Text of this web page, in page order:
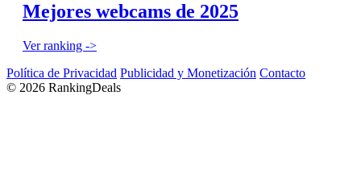
Mejores webcams de 2025
Ver ranking ->
Política de Privacidad Publicidad y Monetización Contacto
© 2026 RankingDeals